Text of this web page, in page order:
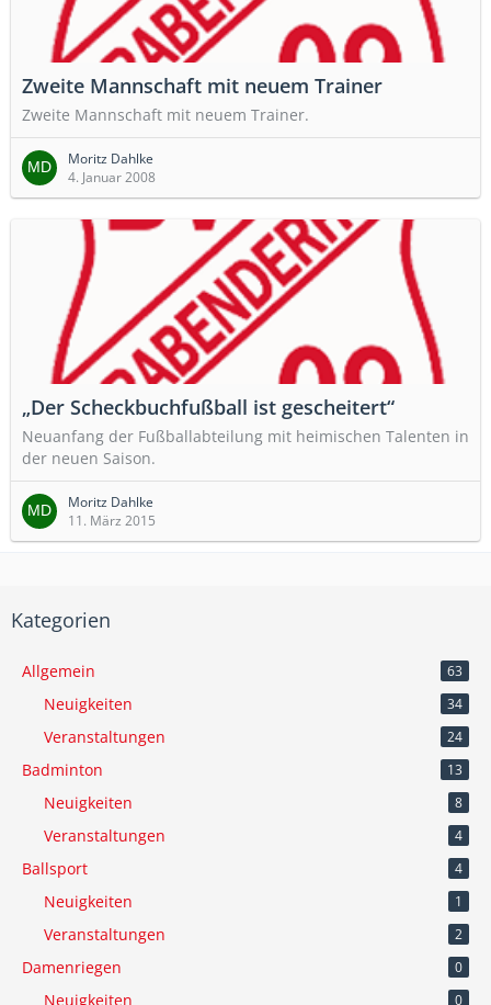
Zweite Mannschaft mit neuem Trainer
Zweite Mannschaft mit neuem Trainer.
Moritz Dahlke
4. Januar 2008
„Der Scheckbuchfußball ist gescheitert“
Neuanfang der Fußballabteilung mit heimischen Talenten in
der neuen Saison.
Moritz Dahlke
11. März 2015
Kategorien
Allgemein 63
Neuigkeiten 34
Veranstaltungen 24
Badminton 13
Neuigkeiten 8
Veranstaltungen 4
Ballsport 4
Neuigkeiten 1
Veranstaltungen 2
Damenriegen 0
Neuigkeiten 0